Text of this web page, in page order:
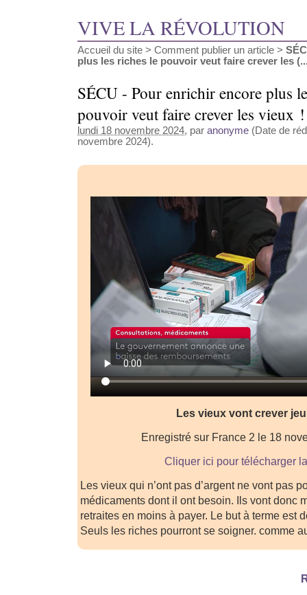
VIVE LA RÉVOLUTION
Accueil du site > Comment publier un article >
plus les riches le pouvoir veut faire crever les
SÉCU - Pour enrichir encore plus
pouvoir veut faire crever les vieux
lundi 18 novembre 2024, par anonyme (Date de
novembre 2024).
Les vieux vont crever
Enregistré sur France 2 le 18
Cliquer ici pour télécharger
Les vieux qui n’ont pas d’argent ne vont pas
médicaments dont il ont besoin. Ils vont donc
retraites en moins à payer. Le but à terme est
Seuls les riches pourront se soigner. comme